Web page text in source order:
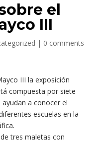
el
III
| 0 comments
III la exposición
compuesta por siete
a conocer el
escuelas en la
tres maletas con